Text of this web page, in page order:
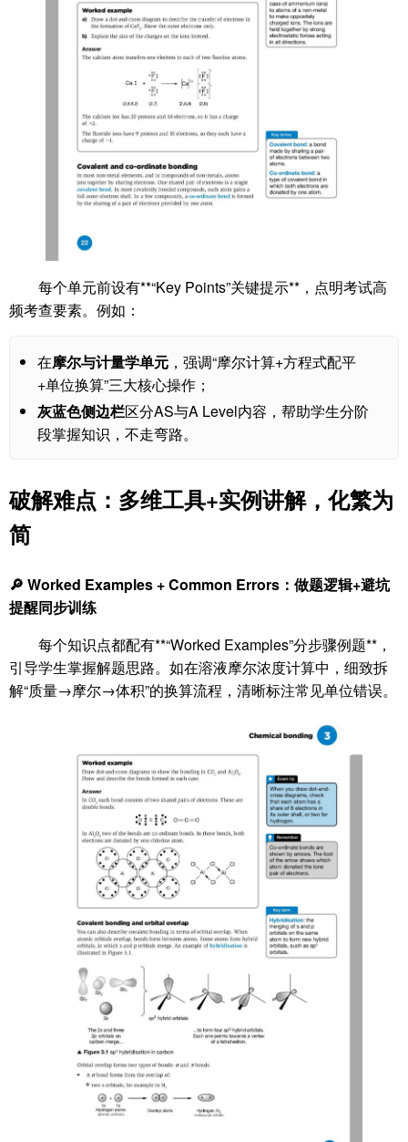
每个单元前设有**“Key Points”关键提示**，点明考试高
频考查要素。例如：
在摩尔与计量学单元 ，强调“摩尔计算+方程式配平
+单位换算”三大核心操作；
灰蓝色侧边栏区分AS与A Level内容，帮助学生分阶
段掌握知识，不走弯路。
破解难点：多维工具+实例讲解，化繁为
简
🔎 Worked Examples + Common Errors：做题逻辑+避坑
提醒同步训练
每个知识点都配有**“Worked Examples”分步骤例题**，
引导学生掌握解题思路。如在溶液摩尔浓度计算中，细致拆
解“质量→摩尔→体积”的换算流程，清晰标注常见单位错误。